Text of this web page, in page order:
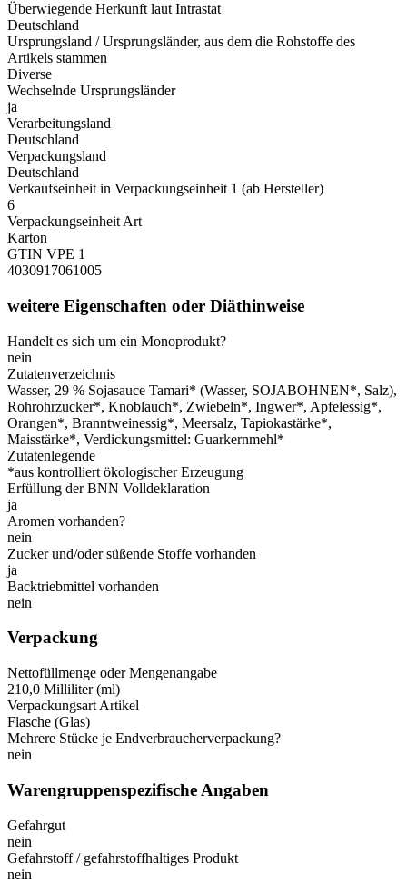
Überwiegende Herkunft laut Intrastat
Deutschland
Ursprungsland / Ursprungsländer, aus dem die Rohstoffe des
Artikels stammen
Diverse
Wechselnde Ursprungsländer
ja
Verarbeitungsland
Deutschland
Verpackungsland
Deutschland
Verkaufseinheit in Verpackungseinheit 1 (ab Hersteller)
6
Verpackungseinheit Art
Karton
GTIN VPE 1
4030917061005
weitere Eigenschaften oder Diäthinweise
Handelt es sich um ein Monoprodukt?
nein
Zutatenverzeichnis
Wasser, 29 % Sojasauce Tamari* (Wasser, SOJABOHNEN*, Salz),
Rohrohrzucker*, Knoblauch*, Zwiebeln*, Ingwer*, Apfelessig*,
Orangen*, Branntweinessig*, Meersalz, Tapiokastärke*,
Maisstärke*, Verdickungsmittel: Guarkernmehl*
Zutatenlegende
*aus kontrolliert ökologischer Erzeugung
Erfüllung der BNN Volldeklaration
ja
Aromen vorhanden?
nein
Zucker und/oder süßende Stoffe vorhanden
ja
Backtriebmittel vorhanden
nein
Verpackung
Nettofüllmenge oder Mengenangabe
210,0 Milliliter (ml)
Verpackungsart Artikel
Flasche (Glas)
Mehrere Stücke je Endverbraucherverpackung?
nein
Warengruppenspezifische Angaben
Gefahrgut
nein
Gefahrstoff / gefahrstoffhaltiges Produkt
nein